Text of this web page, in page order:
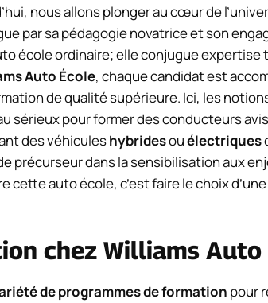
nous allons plonger au cœur de
par sa pédagogie novatrice et son
école ordinaire; elle conjugue
Auto École, chaque candidat est
de qualité supérieure. Ici, les
sérieux pour former des conducteurs
des véhiculeshybridesouélectriques
précurseur dans la sensibilisation aux
cette auto école, c’est faire le choix
chez Williams Auto
de programmes de formation pour